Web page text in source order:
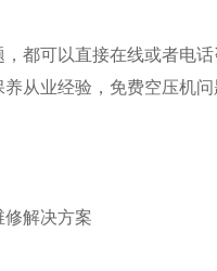
都可以直接在线或者电
从业经验，免费空压机问
解决方案